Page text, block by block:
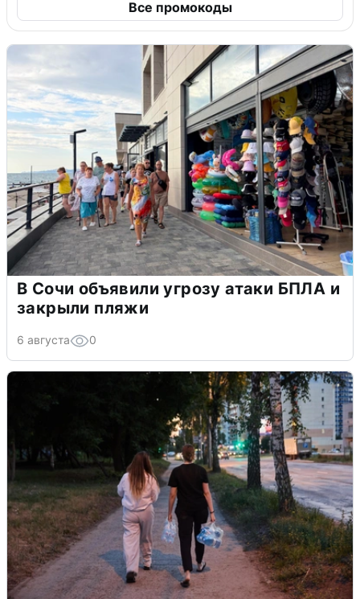
Все промокоды
В Сочи объявили угрозу атаки БПЛА и
закрыли пляжи
6 августа 0